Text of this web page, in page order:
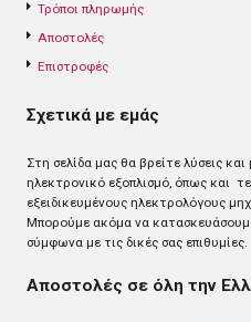
Τρόποι πληρωμής
Αποστολές
Επιστροφές
Σχετικά με εμάς
Στη σελίδα μας θα βρείτε λύσεις
ηλεκτρονικό εξοπλισμό, όπως και
εξειδικευμένους ηλεκτρολόγους
Mπορούμε ακόμα να
σύμφωνα με τις δικές σας επιθυμίες.
Αποστολές σε όλη την